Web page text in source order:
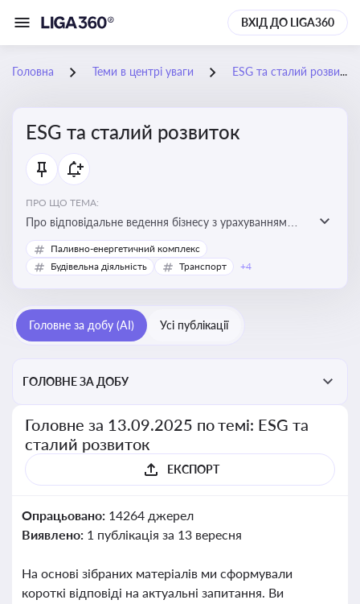
ВХІД ДО LIGA360
Головна Теми в центрі уваги ESG та сталий розвиток
ESG та сталий розвиток
ПРО ЩО ТЕМА:
Про відповідальне ведення бізнесу з урахуванням
екологічних, соціальних та управлінських факторів
для досягнення довгострокової сталості
Паливно-енергетичний комплекс
Будівельна діяльність
Транспорт +4
Головне за добу (AI) Усі публікації
ГОЛОВНЕ ЗА ДОБУ
Головне за 13.09.2025 по темі: ESG та
сталий розвиток
ЕКСПОРТ
Опрацьовано: 14264 джерел
Виявлено: 1 публікація за 13 вересня
На основі зібраних матеріалів ми сформували
короткі відповіді на актуальні запитання. Ви